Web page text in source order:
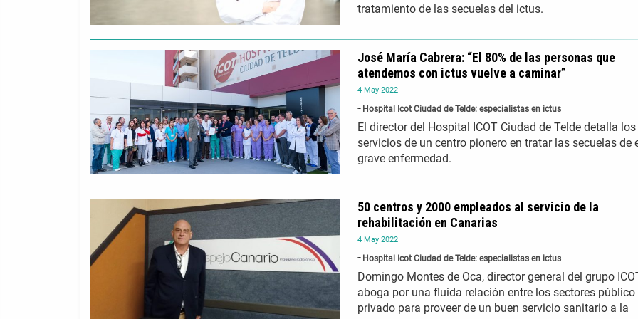
tratamiento de las secuelas del ictus.
4 May 2022
Hospital Icot Ciudad de Telde: especialistas en ictus
José María Cabrera: “El 80% de las personas que
atendemos con ictus vuelve a caminar”
El director del Hospital ICOT Ciudad de Telde detalla los
servicios de un centro pionero en tratar las secuelas de
grave enfermedad.
4 May 2022
Hospital Icot Ciudad de Telde: especialistas en ictus
50 centros y 2000 empleados al servicio de la
rehabilitación en Canarias
Domingo Montes de Oca, director general del grupo
aboga por una fluida relación entre los sectores público
privado para proveer de un buen servicio sanitario a la